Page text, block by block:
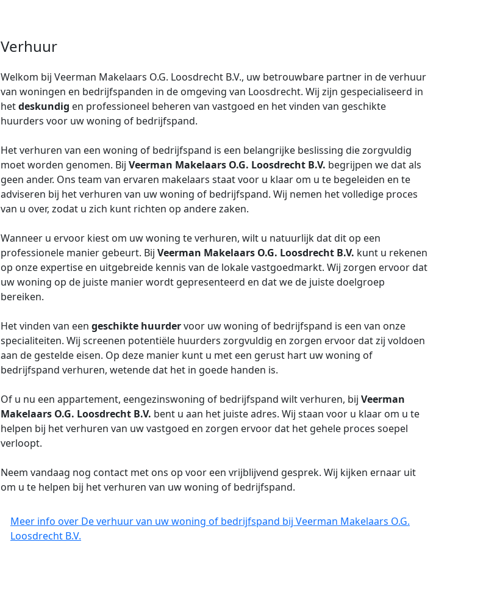
Verhuur
Welkom bij Veerman Makelaars O.G. Loosdrecht B.V., uw betrouwbare partner in de verhuur
van woningen en bedrijfspanden in de omgeving van Loosdrecht. Wij zijn gespecialiseerd in
hetdeskundig en professioneel beheren van vastgoed en het vinden van geschikte
huurders voor uw woning of bedrijfspand.
Het verhuren van een woning of bedrijfspand is een belangrijke beslissing die zorgvuldig
moet worden genomen. Bij Veerman Makelaars O.G. Loosdrecht B.V. begrijpen we dat als
geen ander. Ons team van ervaren makelaars staat voor u klaar om u te begeleiden en te
adviseren bij het verhuren van uw woning of bedrijfspand. Wij nemen het volledige proces
van u over, zodat u zich kunt richten op andere zaken.
Wanneer u ervoor kiest om uw woning te verhuren, wilt u natuurlijk dat dit op een
professionele manier gebeurt. Bij Veerman Makelaars O.G. Loosdrecht B.V. kunt u rekenen
op onze expertise en uitgebreide kennis van de lokale vastgoedmarkt. Wij zorgen ervoor dat
uw woning op de juiste manier wordt gepresenteerd en dat we de juiste doelgroep
bereiken.
Het vinden van een geschikte huurdervoor uw woning of bedrijfspand is een van onze
specialiteiten. Wij screenen potentiële huurders zorgvuldig en zorgen ervoor dat zij voldoen
aan de gestelde eisen. Op deze manier kunt u met een gerust hart uw woning of
bedrijfspand verhuren, wetende dat het in goede handen is.
Of u nu een appartement, eengezinswoning of bedrijfspand wilt verhuren, bij Veerman
Makelaars O.G. Loosdrecht B.V. bent u aan het juiste adres. Wij staan voor u klaar om u te
helpen bij het verhuren van uw vastgoed en zorgen ervoor dat het gehele proces soepel
verloopt.
Neem vandaag nog contact met ons op voor een vrijblijvend gesprek. Wij kijken ernaar uit
om u te helpen bij het verhuren van uw woning of bedrijfspand.
Meer info over De verhuur van uw woning of bedrijfspand bij Veerman Makelaars O.G.
Loosdrecht B.V.